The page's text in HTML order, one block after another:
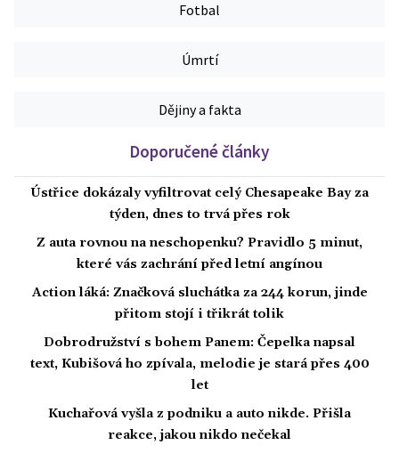
Fotbal
Úmrtí
Dějiny a fakta
Doporučené články
Ústřice dokázaly vyfiltrovat celý Chesapeake Bay za
týden, dnes to trvá přes rok
Z auta rovnou na neschopenku? Pravidlo 5 minut,
které vás zachrání před letní angínou
Action láká: Značková sluchátka za 244 korun, jinde
přitom stojí i třikrát tolik
Dobrodružství s bohem Panem: Čepelka napsal
text, Kubišová ho zpívala, melodie je stará přes 400
let
Kuchařová vyšla z podniku a auto nikde. Přišla
reakce, jakou nikdo nečekal